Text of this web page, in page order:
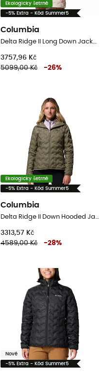
Ekologicky šetrné
-5% Extra - Kód Summer5
Columbia
Delta Ridge II Long Down Jacket - Dámská péřová bunda
3757,96 Kč
5099,00 Kč
-26%
Ekologicky šetrné
-5% Extra - Kód Summer5
Columbia
Delta Ridge II Down Hooded Jacket - Dámská péřová bunda
3313,57 Kč
4589,00 Kč
-28%
Nové
-5% Extra - Kód Summer5